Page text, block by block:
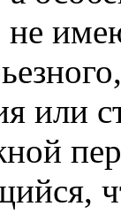
не
или